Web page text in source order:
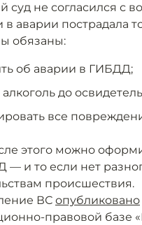
суд не согласился с
аварии пострадала
обязаны:
об аварии в ГИБДД;
до
все
этого можно
— и то если нет
происшествия.
ВС опубликовано
правовой базе